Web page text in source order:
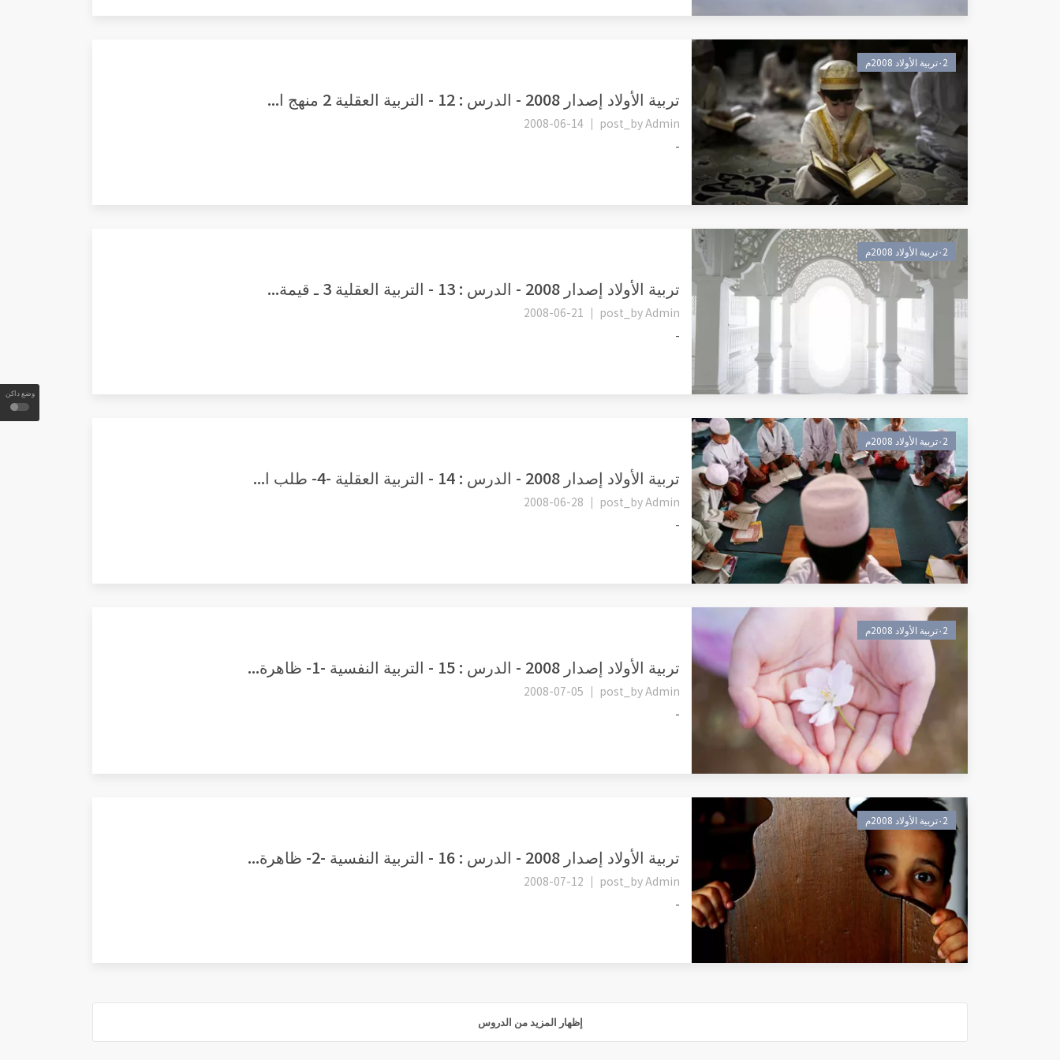
وضع داكن
٠2تربية الأولاد 2008م
تربية الأولاد إصدار 2008 - الدرس : 12 - التربية العقلية 2 منهج ا...
post_byAdmin
2008-06-14
-
٠2تربية الأولاد 2008م
تربية الأولاد إصدار 2008 - الدرس : 13 - التربية العقلية 3 ـ قيمة...
post_byAdmin
2008-06-21
-
٠2تربية الأولاد 2008م
تربية الأولاد إصدار 2008 - الدرس : 14 - التربية العقلية -4- طلب ا...
post_byAdmin
2008-06-28
-
٠2تربية الأولاد 2008م
تربية الأولاد إصدار 2008 - الدرس : 15 - التربية النفسية -1- ظاهرة...
post_byAdmin
2008-07-05
-
٠2تربية الأولاد 2008م
تربية الأولاد إصدار 2008 - الدرس : 16 - التربية النفسية -2- ظاهرة...
post_byAdmin
2008-07-12
-
إظهار المزيد من الدروس